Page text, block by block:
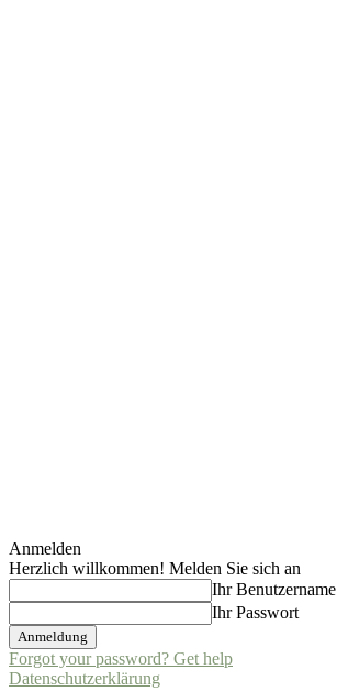
Anmelden
Herzlich willkommen! Melden Sie sich an
Ihr Benutzername
Ihr Passwort
Forgot your password? Get help
Datenschutzerklärung